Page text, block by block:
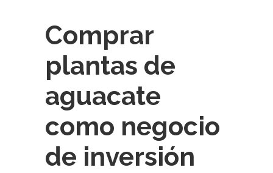
Comprar
plantas de
aguacate
como negocio
de inversión